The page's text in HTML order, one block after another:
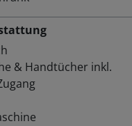
& Handtücher inkl.